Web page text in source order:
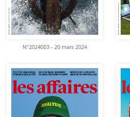
N°2024003 - 20 mars 2024